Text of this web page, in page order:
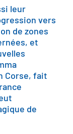
leur
vers
de zones
et
Corse, fait
de